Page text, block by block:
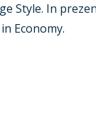
In
Economy.